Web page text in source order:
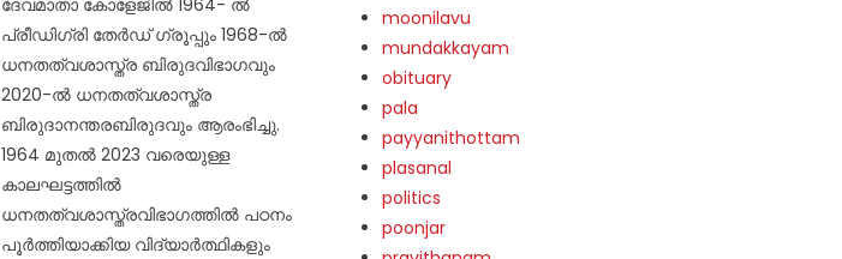
ദേവമാതാ കോളേജില്‍ 1964- ല്‍
പ്രീഡിഗ്രി തേര്‍ഡ് ഗ്രൂപ്പും 1968-ല്‍
ധനതത്വശാസ്ത്ര ബിരുദവിഭാഗവും
2020-ല്‍ ധനതത്വശാസ്ത്ര
ബിരുദാനന്തരബിരുദവും ആരംഭിച്ചു.
1964 മുതല്‍ 2023 വരെയുള്ള
കാലഘട്ടത്തില്‍
ധനതത്വശാസ്ത്രവിഭാഗത്തില്‍ പഠനം
പൂര്‍ത്തിയാക്കിയ വിദ്യാര്‍ത്ഥികളും
moonilavu
mundakkayam
obituary
pala
payyanithottam
plasanal
politics
poonjar